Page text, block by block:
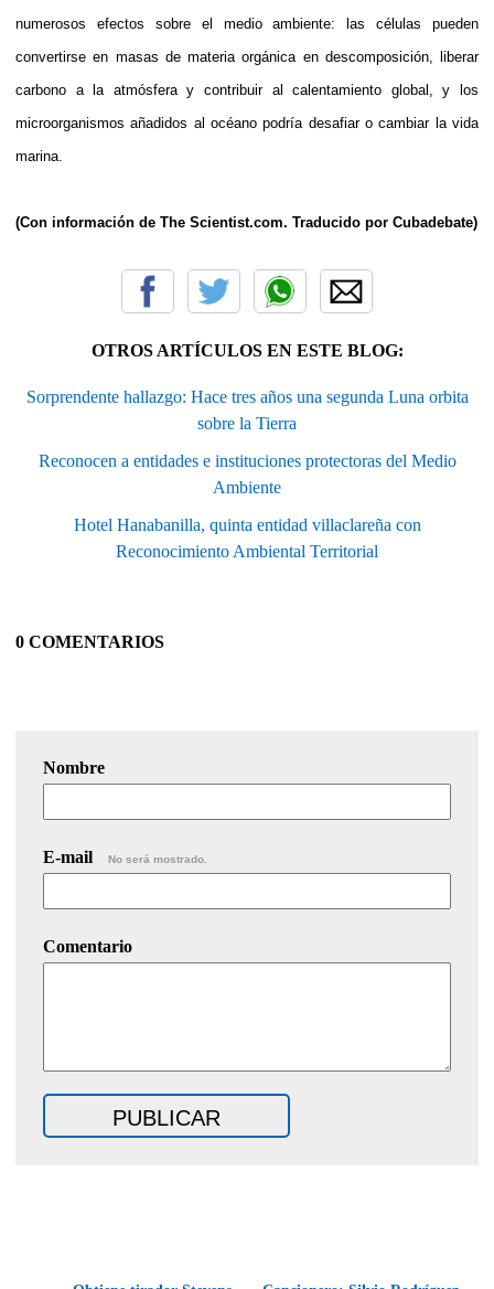
numerosos efectos sobre el medio ambiente: las células pueden
convertirse en masas de materia orgánica en descomposición, liberar
carbono a la atmósfera y contribuir al calentamiento global, y los
microorganismos añadidos al océano podría desafiar o cambiar la vida
marina.
(Con información de The Scientist.com. Traducido por Cubadebate)
OTROS ARTÍCULOS EN ESTE BLOG:
Sorprendente hallazgo: Hace tres años una segunda Luna orbita
sobre la Tierra
Reconocen a entidades e instituciones protectoras del Medio
Ambiente
Hotel Hanabanilla, quinta entidad villaclareña con
Reconocimiento Ambiental Territorial
0 COMENTARIOS
Nombre
E-mail No será mostrado.
Comentario